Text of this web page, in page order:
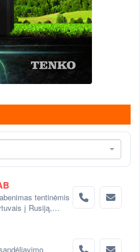
tentinėmis
į Rusiją,